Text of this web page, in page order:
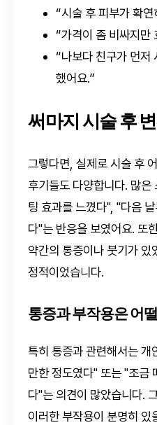
“시술 후 피부가 확
“가격이 좀 비싸지만
“나보다 친구가 먼저
했어요.”
써마지 시술 후
그렇다면, 실제로 시술 후
후기들도 다양합니다. 많
팅 효과를 느꼈다", "다음
다"는 반응을 보였어요. 또
약간의 통증이나 붓기가
정적이었습니다.
통증과 부작용은 어
특히 통증과 관련해서는
만한 정도였다" 또는 "조금
다"는 의견이 많았습니다.
이러한 부작용이 분명히